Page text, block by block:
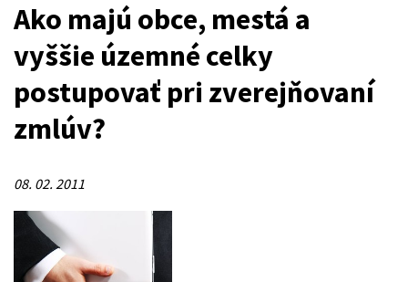
Ako majú obce, mestá a
vyššie územné celky
postupovať pri zverejňovaní
zmlúv?
08. 02. 2011